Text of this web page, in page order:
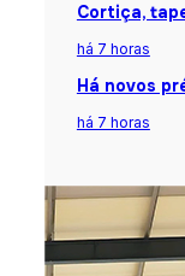
Cortiça,
há 7 horas
Há novos
há 7 horas